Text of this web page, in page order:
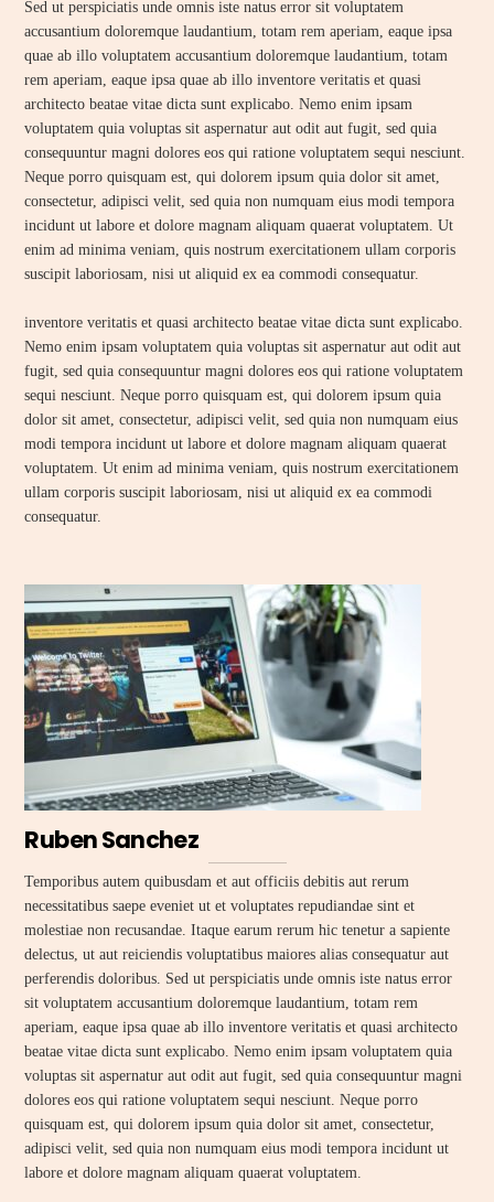
Sed ut perspiciatis unde omnis iste natus error sit voluptatem
accusantium doloremque laudantium, totam rem aperiam, eaque ipsa
quae ab illo voluptatem accusantium doloremque laudantium, totam
rem aperiam, eaque ipsa quae ab illo inventore veritatis et quasi
architecto beatae vitae dicta sunt explicabo. Nemo enim ipsam
voluptatem quia voluptas sit aspernatur aut odit aut fugit, sed quia
consequuntur magni dolores eos qui ratione voluptatem sequi nesciunt.
Neque porro quisquam est, qui dolorem ipsum quia dolor sit amet,
consectetur, adipisci velit, sed quia non numquam eius modi tempora
incidunt ut labore et dolore magnam aliquam quaerat voluptatem. Ut
enim ad minima veniam, quis nostrum exercitationem ullam corporis
suscipit laboriosam, nisi ut aliquid ex ea commodi consequatur.
inventore veritatis et quasi architecto beatae vitae dicta sunt explicabo.
Nemo enim ipsam voluptatem quia voluptas sit aspernatur aut odit aut
fugit, sed quia consequuntur magni dolores eos qui ratione voluptatem
sequi nesciunt. Neque porro quisquam est, qui dolorem ipsum quia
dolor sit amet, consectetur, adipisci velit, sed quia non numquam eius
modi tempora incidunt ut labore et dolore magnam aliquam quaerat
voluptatem. Ut enim ad minima veniam, quis nostrum exercitationem
ullam corporis suscipit laboriosam, nisi ut aliquid ex ea commodi
consequatur.
Ruben Sanchez
Temporibus autem quibusdam et aut officiis debitis aut rerum
necessitatibus saepe eveniet ut et voluptates repudiandae sint et
molestiae non recusandae. Itaque earum rerum hic tenetur a sapiente
delectus, ut aut reiciendis voluptatibus maiores alias consequatur aut
perferendis doloribus. Sed ut perspiciatis unde omnis iste natus error
sit voluptatem accusantium doloremque laudantium, totam rem
aperiam, eaque ipsa quae ab illo inventore veritatis et quasi architecto
beatae vitae dicta sunt explicabo. Nemo enim ipsam voluptatem quia
voluptas sit aspernatur aut odit aut fugit, sed quia consequuntur magni
dolores eos qui ratione voluptatem sequi nesciunt. Neque porro
quisquam est, qui dolorem ipsum quia dolor sit amet, consectetur,
adipisci velit, sed quia non numquam eius modi tempora incidunt ut
labore et dolore magnam aliquam quaerat voluptatem.